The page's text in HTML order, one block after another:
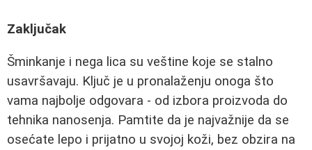
Zaključak
Šminkanje i nega lica su veštine koje se stalno
usavršavaju. Ključ je u pronalaženju onoga što
vama najbolje odgovara - od izbora proizvoda do
tehnika nanosenja. Pamtite da je najvažnije da se
osećate lepo i prijatno u svojoj koži, bez obzira na